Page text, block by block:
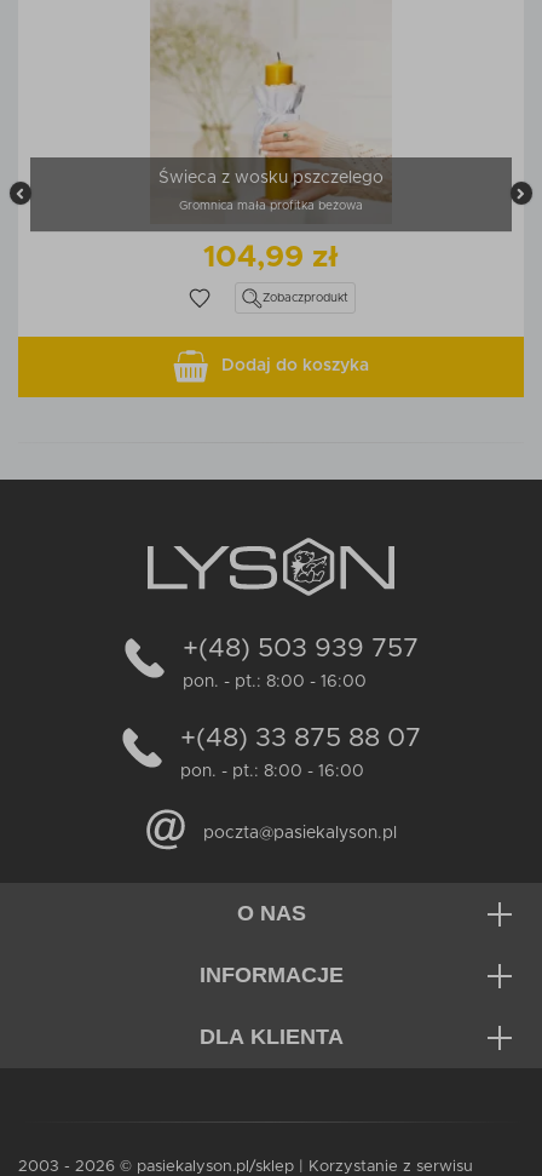
Świeca z wosku pszczelego
Gromnica mała profitka beżowa
104,99 zł
Zobaczprodukt
Dodaj do koszyka
+(48) 503 939 757
pon. - pt.: 8:00 - 16:00
+(48) 33 875 88 07
pon. - pt.: 8:00 - 16:00
poczta@pasiekalyson.pl
O NAS
INFORMACJE
DLA KLIENTA
2003 - 2026 © pasiekalyson.pl/sklep | Korzystanie z serwisu